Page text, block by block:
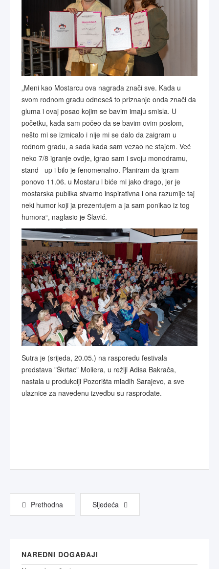
„Meni kao Mostarcu ova nagrada znači sve. Kada u
svom rodnom gradu odneseš to priznanje onda znači da
gluma i ovaj posao kojim se bavim imaju smisla. U
početku, kada sam počeo da se bavim ovim poslom,
nešto mi se izmicalo i nije mi se dalo da zaigram u
rodnom gradu, a sada kada sam vezao ne stajem. Već
neko 7/8 igranje ovdje, igrao sam i svoju monodramu,
stand –up i bilo je fenomenalno. Planiram da igram
ponovo 11.06. u Mostaru i biće mi jako drago, jer je
mostarska publika stvarno inspirativna i ona razumije taj
neki humor koji ja prezentujem a ja sam ponikao iz tog
humora“, naglasio je Slavić.
Sutra je (srijeda, 20.05.) na rasporedu festivala
predstava "Škrtac" Moliera, u režiji Adisa Bakrača,
nastala u produkciji Pozorišta mladih Sarajevo, a sve
ulaznice za navedenu izvedbu su rasprodate.
Prethodna Sljedeća
NAREDNI DOGAĐAJI